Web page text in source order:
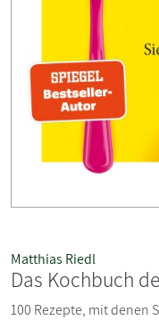
Matthias Riedl
Das Kochbuch
100 Rezepte, mit denen